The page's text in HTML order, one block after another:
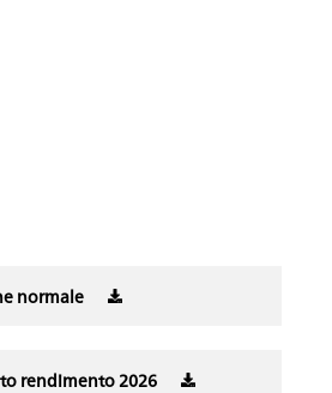
normale
rendimento 2026